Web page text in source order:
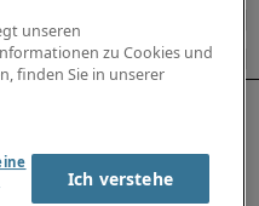
unseren
zu Cookies und
finden Sie in unserer
Ich verstehe